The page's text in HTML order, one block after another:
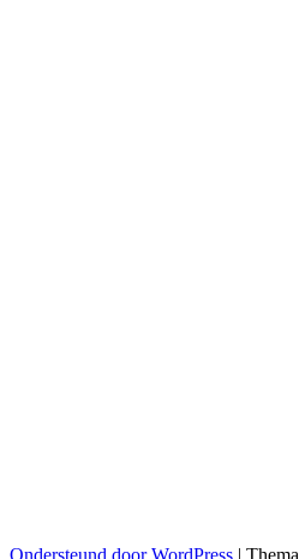
Ondersteund door WordPress |